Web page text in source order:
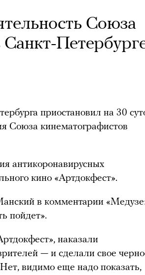
Союза
приостановил на 30
Союза кинематографистов
антикоронавирусных
кино «Артдокфест».
в комментарии
пойдет».
наказали
— и сделали свое
видимо еще надо показать,